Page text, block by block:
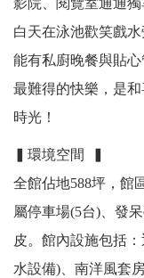
影院、閱覽室通通獨
白天在泳池歡笑戲
能有私廚晚餐與貼心
最難得的快樂，是
時光！
▍環境空間 ▍
全館佔地588坪，館
屬停車場(5台)、發
皮。館內設施包括
水設備)、南洋風套